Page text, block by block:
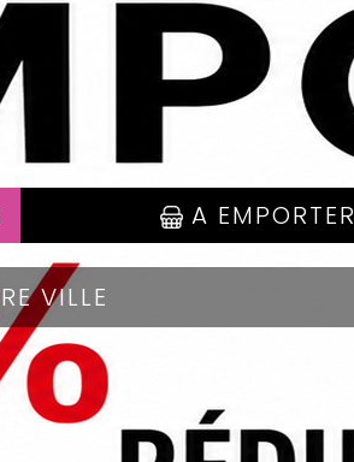
A EMPORTER